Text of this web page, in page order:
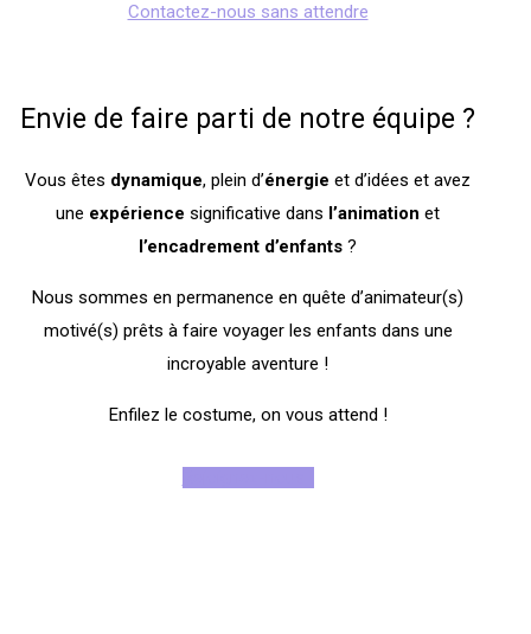
Contactez-nous sans attendre
Envie de faire parti de notre équipe ?
Vous êtes dynamique, plein d’énergie et d’idées et avez
une expérience significative dans l’animation et
l’encadrement d’enfants ?
Nous sommes en permanence en quête d’animateur(s)
motivé(s) prêts à faire voyager les enfants dans une
incroyable aventure !
Enfilez le costume, on vous attend !